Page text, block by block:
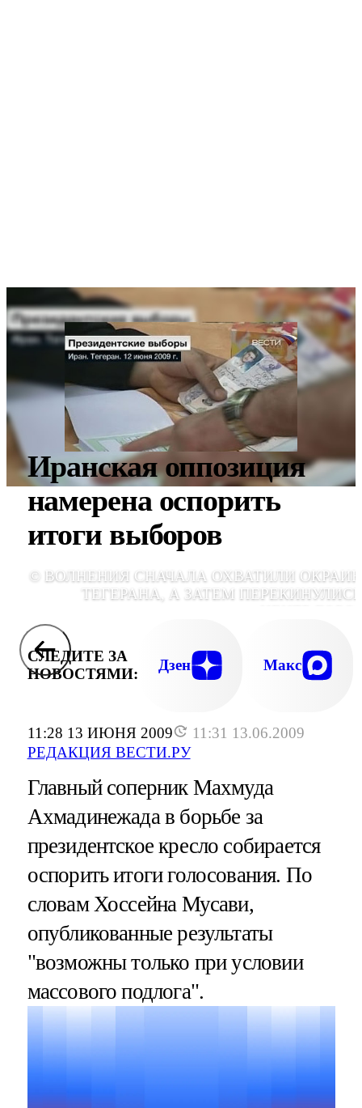
11:28 13 ИЮНЯ 2009
11:31 13.06.2009
РЕДАКЦИЯ ВЕСТИ.РУ
Иранская оппозиция
намерена оспорить
итоги выборов
© ВОЛНЕНИЯ СНАЧАЛА ОХВАТИЛИ
ТЕГЕРАНА, А ЗАТЕМ
СЛЕДИТЕ ЗА
НОВОСТЯМИ:
Дзен Макс
Главный соперник Махмуда
Ахмадинежада в борьбе за
президентское кресло собирается
оспорить итоги голосования. По
словам Хоссейна Мусави,
опубликованные результаты
"возможны только при условии
массового подлога".